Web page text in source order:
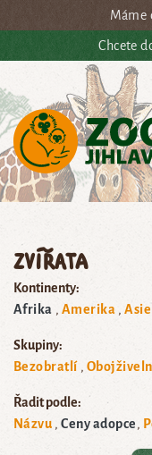
Přejít na hlavní obsah
Máme
Chcete
Zvířata
Kontinenty:
Afrika
Amerika Asie
Skupiny:
Bezobratlí
Řadit podle:
Názvu
Ceny adopce